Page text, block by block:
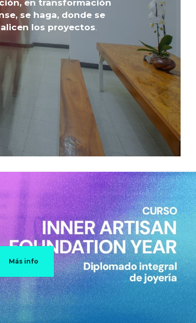
en transformación
se haga, donde se
los proyectos.
Más info